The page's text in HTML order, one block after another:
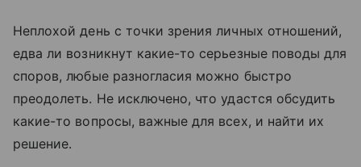
Неплохой день с точки зрения личных отношений,
едва ли возникнут какие-то серьезные поводы для
споров, любые разногласия можно быстро
преодолеть. Не исключено, что удастся обсудить
какие-то вопросы, важные для всех, и найти их
решение.